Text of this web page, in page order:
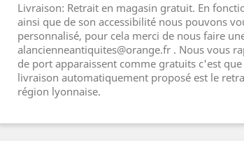
Livraison: Retrait en magasin gratuit. En
ainsi que de son accessibilité nous pouvons
personnalisé, pour cela merci de nous faire
alancienneantiquites@orange.fr . Nous vous
de port apparaissent comme gratuits c'est
livraison automatiquement proposé est le
région lyonnaise.